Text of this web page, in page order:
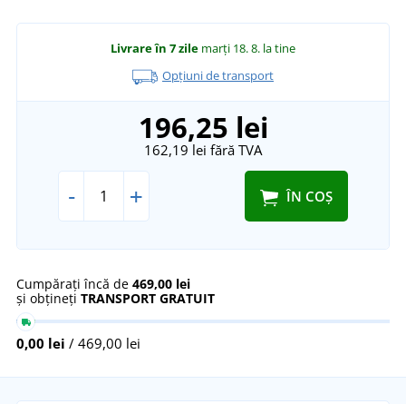
Livrare în 7 zile marți 18. 8. la tine
Opțiuni de transport
196,25 lei
162,19 lei fără TVA
- + ÎN COȘ
Cumpărați încă de 469,00 lei
și obțineți TRANSPORT GRATUIT
0,00 lei / 469,00 lei